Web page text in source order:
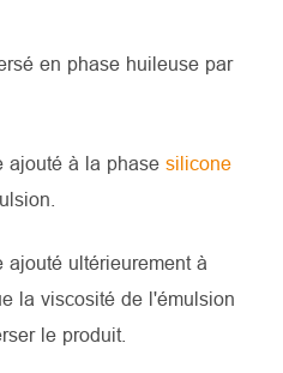
en phase huileuse par
ajouté à la phasesilicone
ultérieurement à
la viscosité de l'émulsion
le produit.